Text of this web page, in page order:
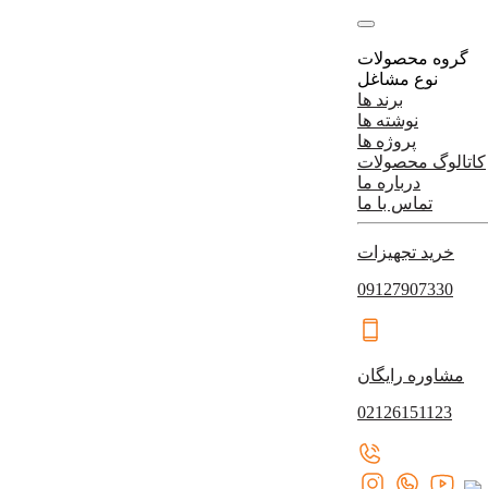
گروه محصولات
نوع مشاغل
برند ها
نوشته ها
پروژه ها
کاتالوگ محصولات
درباره ما
تماس با ما
خرید تجهیزات
09127907330
مشاوره رایگان
02126151123